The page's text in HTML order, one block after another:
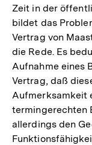
Zeit in der
bildet das
Vertrag von
die Rede. Es
Aufnahme eines
Vertrag, daß
Aufmerksamkeit
termingerechten
allerdings den